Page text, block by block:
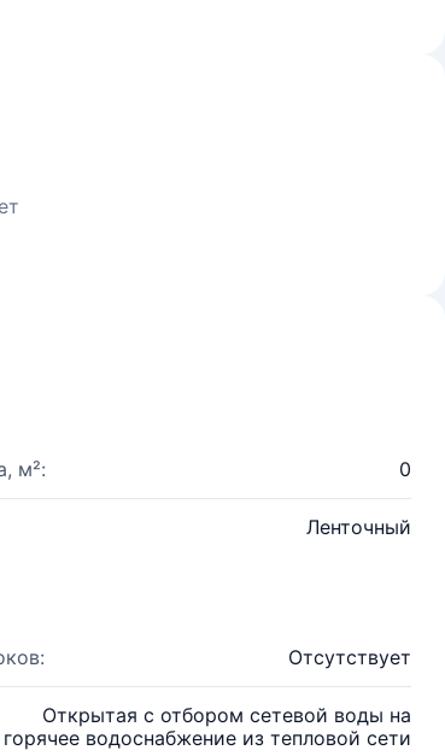
м²: 0
Ленточный
Отсутствует
Открытая с отбором сетевой воды на
горячее водоснабжение из тепловой сети